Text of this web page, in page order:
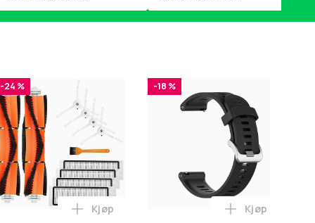
USB 2.0 - Støtte for 150 Minnekort i handlekurven
-24 %
Legg Tilbehørssett for Xiaomi Roborock E4,
Kjøp
-18 %
Legg
Kjøp